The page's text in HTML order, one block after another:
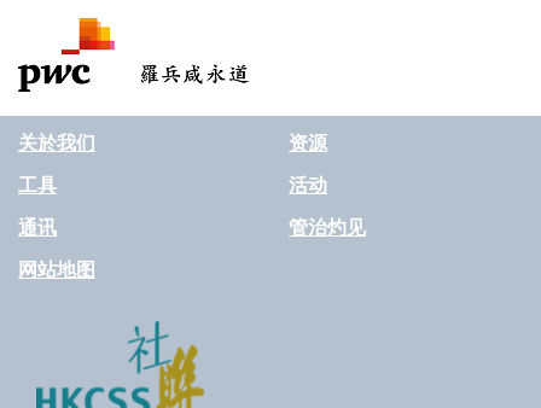
关於我们 资源
工具 活动
通讯 管治灼见
网站地图